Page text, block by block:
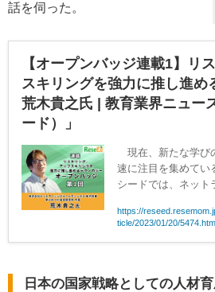
話を伺った。
【オープンバッジ連載1】リ
スキリングを強力に推し進
荒木貴之氏 | 教育業界ニュー
ード）」
現在、新たな学び
速に注目を集めてい
シードでは、ネット
荒木貴之氏による新
https://
ticle/2023/01/20/
日本の国家戦略としての人材